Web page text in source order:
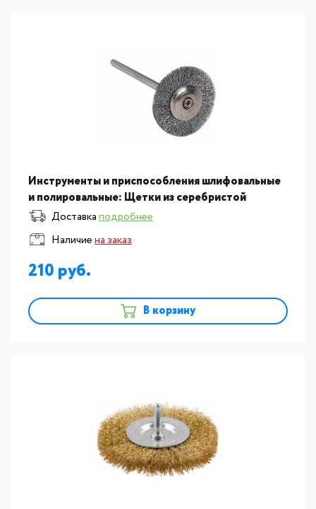
Инструменты и приспособления шлифовальные
и полировальные: Щетки из серебристой
проволоки. №237
Доставкаподробнее
Наличиена заказ
210
В корзину